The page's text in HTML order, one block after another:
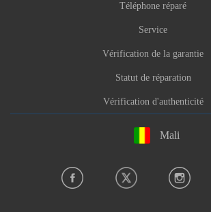
Téléphone réparé
Service
Vérification de la garantie
Statut de réparation
Vérification d'authenticité
Mali